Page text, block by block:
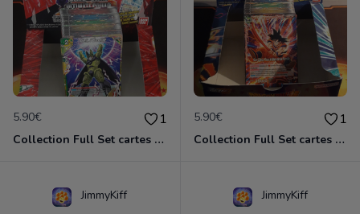
5.90€ 1
Collection Full Set cartes C/UC 98/98 BT17 Ultimate Squad / Dragon Ball Super Card Game
5.90€ 1
Collection Full Set cartes C/UC 98/98 BT21 Wild Resurgence / Dragon Ball Super Card Game
JimmyKiff JimmyKiff